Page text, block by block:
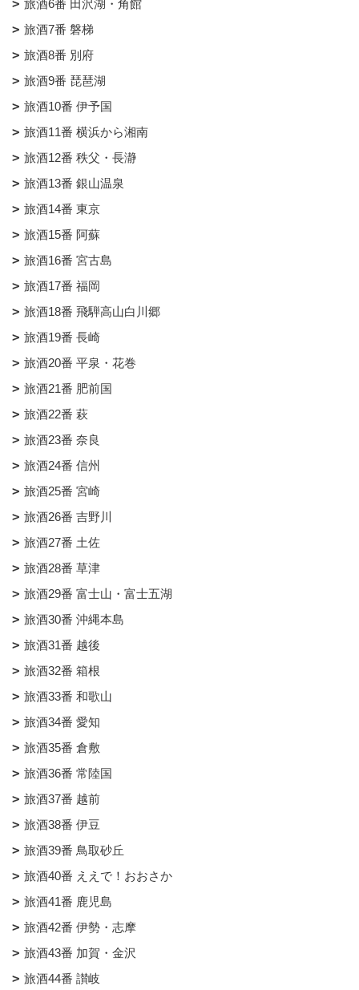
旅酒6番 田沢湖・角館
旅酒7番 磐梯
旅酒8番 別府
旅酒9番 琵琶湖
旅酒10番 伊予国
旅酒11番 横浜から湘南
旅酒12番 秩父・長瀞
旅酒13番 銀山温泉
旅酒14番 東京
旅酒15番 阿蘇
旅酒16番 宮古島
旅酒17番 福岡
旅酒18番 飛騨高山白川郷
旅酒19番 長崎
旅酒20番 平泉・花巻
旅酒21番 肥前国
旅酒22番 萩
旅酒23番 奈良
旅酒24番 信州
旅酒25番 宮崎
旅酒26番 吉野川
旅酒27番 土佐
旅酒28番 草津
旅酒29番 富士山・富士五湖
旅酒30番 沖縄本島
旅酒31番 越後
旅酒32番 箱根
旅酒33番 和歌山
旅酒34番 愛知
旅酒35番 倉敷
旅酒36番 常陸国
旅酒37番 越前
旅酒38番 伊豆
旅酒39番 鳥取砂丘
旅酒40番 ええで！おおさか
旅酒41番 鹿児島
旅酒42番 伊勢・志摩
旅酒43番 加賀・金沢
旅酒44番 讃岐